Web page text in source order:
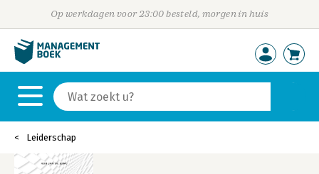
Op werkdagen voor 23:00 besteld, morgen in huis
Leiderschap